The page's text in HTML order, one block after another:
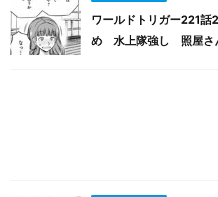
ワールドトリガー221
め 水上隊強し 照屋さ